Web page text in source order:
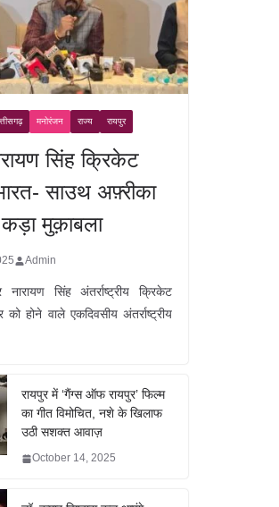
मनोरंजन राज्य रायपुर
सिंह क्रिकेट
साउथ अफ़्रीका
मुक़ाबला
Admin
नारायण सिंह अंतर्राष्ट्रीय क्रिकेट
होने वाले एकदिवसीय अंतर्राष्ट्रीय
रायपुर में ‘गैंग्स ऑफ रायपुर’ फिल्म
का गीत विमोचित, नशे के खिलाफ
उठी सशक्त आवाज़
October 14, 2025